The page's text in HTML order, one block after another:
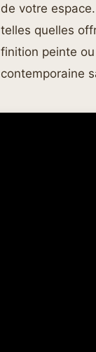
de votre
telles quelles
finition peinte
contemporaine